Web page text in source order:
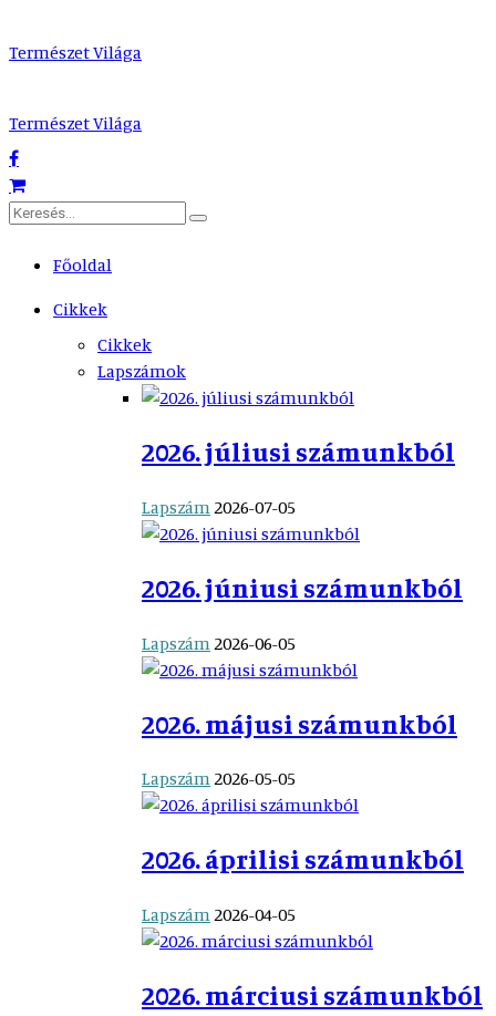
Természet Világa
Természet Világa
Főoldal
Cikkek
Cikkek
Lapszámok
2026. júliusi számunkból
Lapszám 2026-07-05
2026. júniusi számunkból
Lapszám 2026-06-05
2026. májusi számunkból
Lapszám2026-05-05
2026. áprilisi számunkból
Lapszám2026-04-05
2026. márciusi számunkból